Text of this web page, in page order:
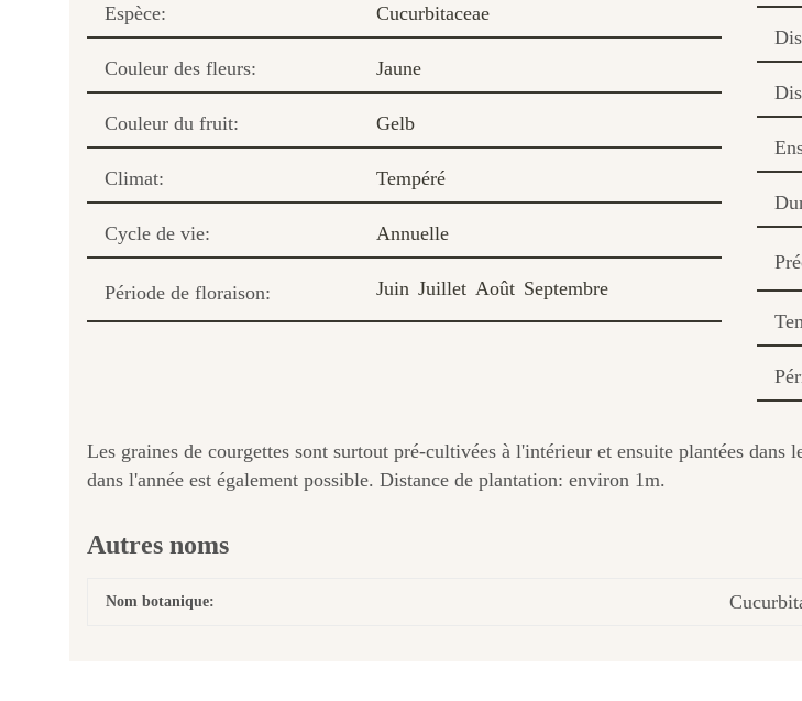
Espèce: Cucurbitaceae
Couleur des fleurs: Jaune
Couleur du fruit: Gelb
Climat: Tempéré
Cycle de vie: Annuelle
Période de floraison: Juin Juillet Août Septembre
Les graines de courgettes sont surtout pré-cultivées à l'intérieur et ensuite plantées
dans l'année est également possible. Distance de plantation: environ 1m.
Autres noms
Nom botanique: